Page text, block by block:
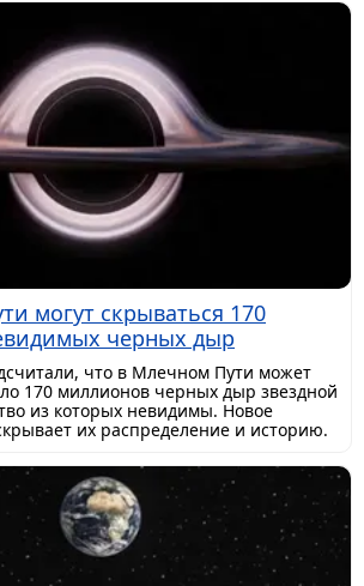
могут скрываться 170
черных дыр
что в Млечном Пути может
170 миллионов черных дыр звездной
из которых невидимы. Новое
их распределение и историю.